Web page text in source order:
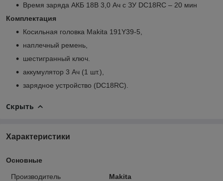
Время заряда АКБ 18В 3,0 Ач с ЗУ DC18RС – 20 мин
Комплектация
Косильная головка Makita 191Y39-5,
наплечный ремень,
шестигранный ключ.
аккумулятор 3 Ач (1 шт.),
зарядное устройство (DC18RC).
Скрыть
Характеристики
Основные
Производитель
Makita